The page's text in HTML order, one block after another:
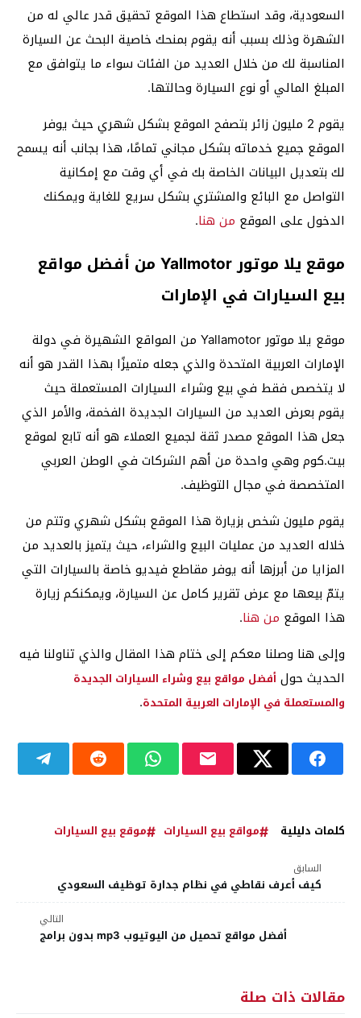
السعودية، وقد استطاع هذا الموقع تحقيق قدر عالي له من
الشهرة وذلك بسبب أنه يقوم بمنحك خاصية البحث عن السيارة
المناسبة لك من خلال العديد من الفئات سواء ما يتوافق مع
المبلغ المالي أو نوع السيارة وحالتها.
يقوم 2 مليون زائر بتصفح الموقع بشكل شهري حيث يوفر
الموقع جميع خدماته بشكل مجاني تمامًا، هذا بجانب أنه يسمح
لك بتعديل البيانات الخاصة بك في أي وقت مع إمكانية
التواصل مع البائع والمشتري بشكل سريع للغاية ويمكنك
الدخول على الموقع من هنا.
موقع يلا موتور Yallmotor من أفضل مواقع
بيع السيارات في الإمارات
موقع يلا موتور Yallamotor من المواقع الشهيرة في دولة
الإمارات العربية المتحدة والذي جعله متميزًا بهذا القدر هو أنه
لا يتخصص فقط في بيع وشراء السيارات المستعملة حيث
يقوم بعرض العديد من السيارات الجديدة الفخمة، والأمر الذي
جعل هذا الموقع مصدر ثقة لجميع العملاء هو أنه تابع لموقع
بيت.كوم وهي واحدة من أهم الشركات في الوطن العربي
المتخصصة في مجال التوظيف.
يقوم مليون شخص بزيارة هذا الموقع بشكل شهري وتتم من
خلاله العديد من عمليات البيع والشراء، حيث يتميز بالعديد من
المزايا من أبرزها أنه يوفر مقاطع فيديو خاصة بالسيارات التي
يتمّ بيعها مع عرض تقرير كامل عن السيارة، ويمكنكم زيارة
هذا الموقع من هنا.
وإلى هنا وصلنا معكم إلى ختام هذا المقال والذي تناولنا فيه
الحديث حول أفضل مواقع بيع وشراء السيارات الجديدة
والمستعملة في الإمارات العربية المتحدة.
كلمات دليلية مواقع بيع السيارات موقع بيع السيارات
السابق
كيف أعرف نقاطي في نظام جدارة توظيف السعودي
التالي
أفضل مواقع تحميل من اليوتيوب mp3 بدون برامج
مقالات ذات صلة